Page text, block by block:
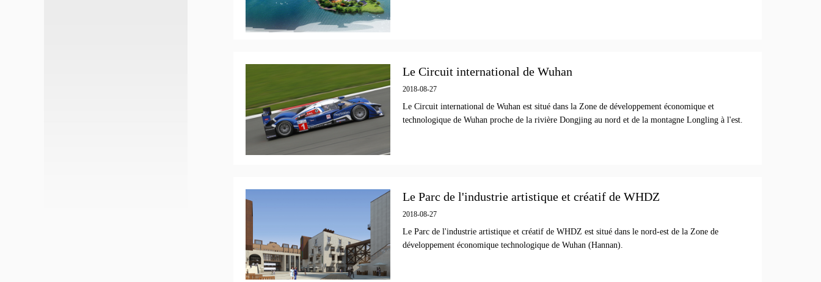
Le Circuit international de Wuhan
2018-08-27
Le Circuit international de Wuhan est situé dans la Zone de développement économique et
technologique de Wuhan proche de la rivière Dongjing au nord et de la montagne Longling à l'est.
Le Parc de l'industrie artistique et créatif de WHDZ
2018-08-27
Le Parc de l'industrie artistique et créatif de WHDZ est situé dans le nord-est de la Zone de
développement économique technologique de Wuhan (Hannan).